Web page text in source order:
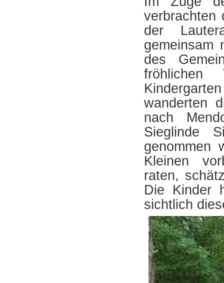
verbrachten
der
gemeinsam
des
wanderten
nach
Sieglinde
genommen
Kleinen
raten,
Die Kinder
sichtlich